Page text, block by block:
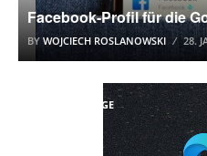
Facebook-Profil für die
BY WOJCIECH ROSLANOWSKI 28.
MICROSOFT EDGE